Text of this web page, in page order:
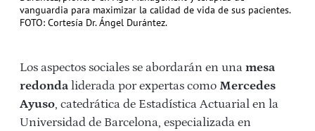
vanguardia para maximizar la calidad de vida de sus pacientes.
FOTO: Cortesía Dr. Ángel Durántez.
Los aspectos sociales se abordarán en una mesa
redonda liderada por expertas como Mercedes
Ayuso, catedrática de Estadística Actuarial en la
Universidad de Barcelona, especializada en